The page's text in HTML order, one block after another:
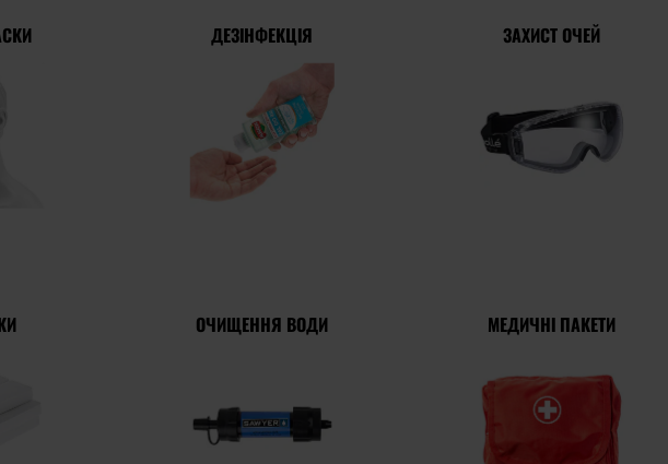
ДЕЗІНФЕКЦІЯ ЗАХИСТ ОЧЕЙ
ОЧИЩЕННЯ ВОДИ МЕДИЧНІ ПАКЕТИ